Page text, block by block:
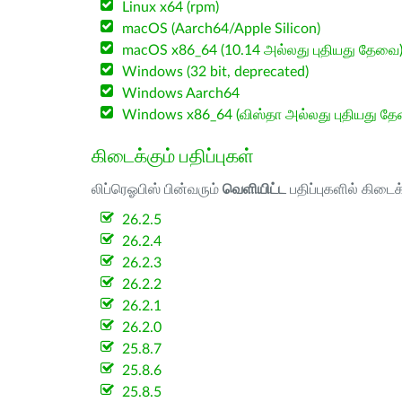
Linux x64 (rpm)
macOS (Aarch64/Apple Silicon)
macOS x86_64 (10.14 அல்லது புதியது தேவை)
Windows (32 bit, deprecated)
Windows Aarch64
Windows x86_64 (விஸ்தா அல்லது புதியது
கிடைக்கும் பதிப்புகள்
லிப்ரெஓபிஸ் பின்வரும் வெளியிட்ட பதிப்புகளில்
26.2.5
26.2.4
26.2.3
26.2.2
26.2.1
26.2.0
25.8.7
25.8.6
25.8.5